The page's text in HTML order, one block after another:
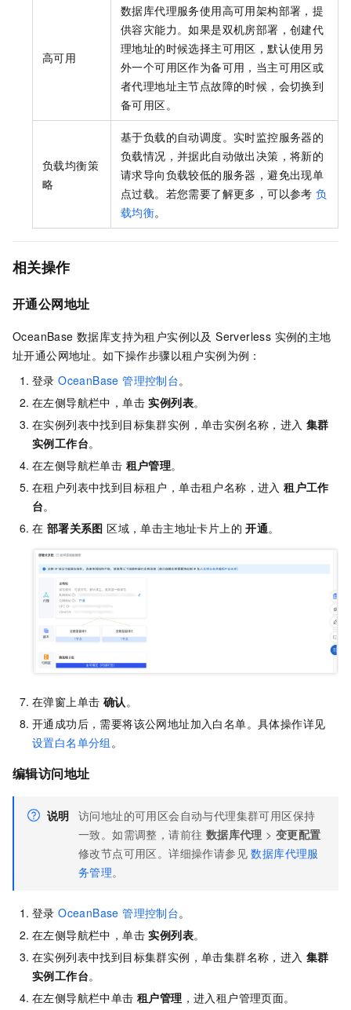
高可用
数据库代理服务使用高可用架构部署，提
供容灾能力。如果是双机房部署，创建代
理地址的时候选择主可用区，默认使用另
外一个可用区作为备可用，当主可用区或
者代理地址主节点故障的时候，会切换到
备可用区。
负载均衡策
略
基于负载的自动调度。实时监控服务器的
负载情况，并据此自动做出决策，将新的
请求导向负载较低的服务器，避免出现单
点过载。若您需要了解更多，可以参考负
载均衡。
相关操作
开通公网地址
OceanBase 数据库支持为租户实例以及 Serverless 实例的主地
址开通公网地址。如下操作步骤以租户实例为例：
登录OceanBase 管理控制台。
在左侧导航栏中，单击实例列表。
在实例列表中找到目标集群实例，单击实例名称，进入 集群
实例工作台。
在左侧导航栏单击 租户管理。
在租户列表中找到目标租户，单击租户名称，进入租户工作
台。
在 部署关系图 区域，单击主地址卡片上的开通。
在弹窗上单击 确认 。
开通成功后，需要将该公网地址加入白名单。具体操作详见
设置白名单分组 。
编辑访问地址
说明 访问地址的可用区会自动与代理集群可用区保持
一致。如需调整，请前往 数据库代理 >变更配置
修改节点可用区。详细操作请参见数据库代理服
务管理。
登录OceanBase 管理控制台。
在左侧导航栏中，单击实例列表。
在实例列表中找到目标集群实例，单击集群名称，进入 集群
实例工作台。
在左侧导航栏中单击 租户管理 ，进入租户管理页面。